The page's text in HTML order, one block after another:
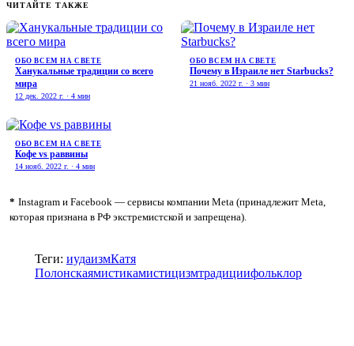
ЧИТАЙТЕ ТАКЖЕ
ОБО ВСЕМ НА СВЕТЕ
Ханукальные традиции со всего
мира
12 дек. 2022 г. · 4 мин
ОБО ВСЕМ НА СВЕТЕ
Почему в Израиле нет Stаrbucks?
21 нояб. 2022 г. · 3 мин
ОБО ВСЕМ НА СВЕТЕ
Кофе vs раввины
14 нояб. 2022 г. · 4 мин
* Instagram и Facebook — сервисы компании Meta (принадлежит Meta,
которая признана в РФ экстремистской и запрещена).
Теги: иудаизмКатя
Полонскаямистикамистицизмтрадициифольклор